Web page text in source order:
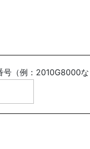
号（例：2010G8000